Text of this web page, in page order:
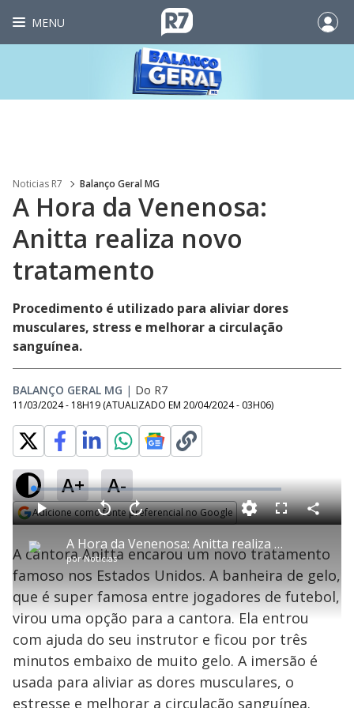
MENU
Noticias R7 Balanço Geral MG
A Hora da Venenosa:
Anitta realiza novo
tratamento
Procedimento é utilizado para aliviar dores
musculares, stress e melhorar a circulação
sanguínea.
BALANÇO GERAL MG | Do R7
11/03/2024 - 18H19 (ATUALIZADO EM 20/04/2024 - 03H06)
A+ A-
Adicione como fonte preferencial no Google
P
l
a
y
A Hora da Venenosa: Anitta realiza novo tratamento
porNotícias
P V
t
a
r
0
e
g
n
d
A
a
n
ç
a
r
1
s
e
u
n
M
L
o
a
d
e
:
0
.
6
4
%
F
l
s
c
e
n
C
o
a
r
i
l
h
a
A cantora Anitta encarou um novo tratamento
famoso nos Estados Unidos. A banheira de gelo,
que é super famosa entre jogadores de futebol,
virou uma opção para a cantora. Ela entrou
com ajuda do seu instrutor e ficou por três
minutos embaixo de muito gelo. A imersão é
usada para aliviar as dores musculares, o
estresse e melhorar a circulação sanguínea.